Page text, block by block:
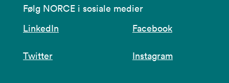
Følg NORCE i sosiale medier
LinkedIn
Facebook
Twitter Instagram